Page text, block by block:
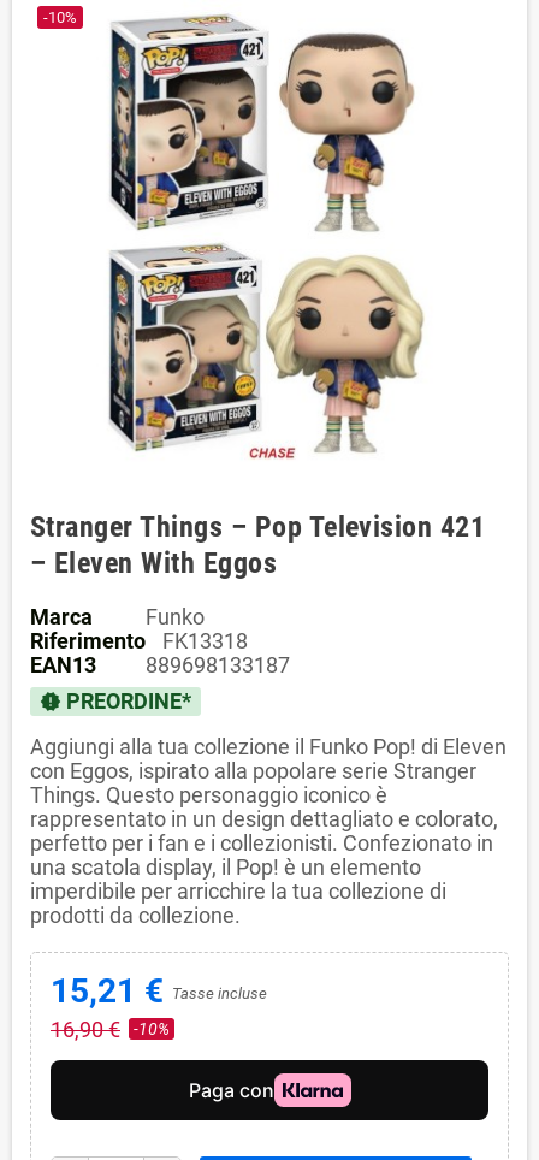
-10%
Stranger Things – Pop Television 421
– Eleven With Eggos
Marca
Funko
Riferimento
FK13318
EAN13
889698133187
new_releases PREORDINE*
Aggiungi alla tua collezione il Funko Pop! di Eleven
con Eggos, ispirato alla popolare serie Stranger
Things. Questo personaggio iconico è
rappresentato in un design dettagliato e colorato,
perfetto per i fan e i collezionisti. Confezionato in
una scatola display, il Pop! è un elemento
imperdibile per arricchire la tua collezione di
prodotti da collezione.
15,21 € Tasse incluse
16,90 € -10%